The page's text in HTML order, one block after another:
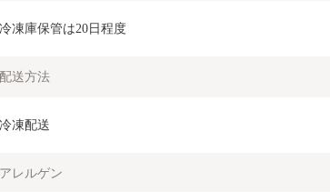
冷凍庫保管は20日程度
配送方法
冷凍配送
アレルゲン